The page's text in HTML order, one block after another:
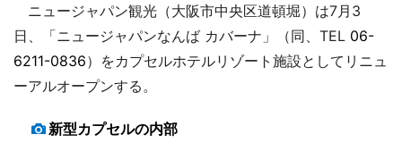
ニュージャパン観光（大阪市中央区道頓堀）は7月3
日、「ニュージャパンなんば カバーナ」（同、TEL 06-
6211-0836）をカプセルホテルリゾート施設としてリニュ
ーアルオープンする。
新型カプセルの内部